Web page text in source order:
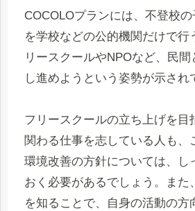
COCOLOプランには、不登校
を学校などの公的機関だけで行
リースクールやNPOなど、民
し進めようという姿勢が示され
フリースクールの立ち上げを目
関わる仕事を志している人も、
環境改善の方針については、し
おく必要があるでしょう。また
を知ることで、自身の活動の方